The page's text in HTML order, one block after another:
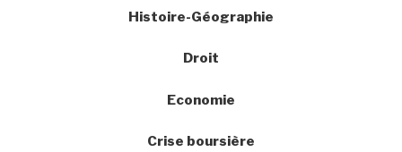
Histoire-Géographie
Droit
Economie
Crise boursière